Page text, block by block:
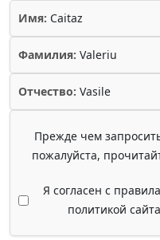
Имя: Caitaz
Фамилия: Valeriu
Отчество: Vasile
Прежде чем
пожалуйста,
Я согласен с
политикой сайта